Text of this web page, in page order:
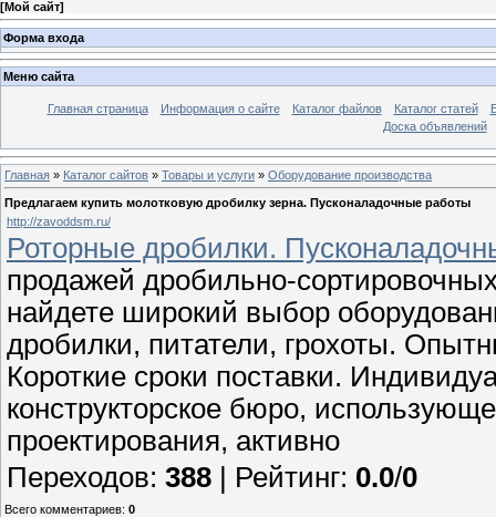
[Мой сайт]
Форма входа
Меню сайта
Главная страница Информация о сайте Каталог файлов Каталог статей
Доска объявлений
Главная » Каталог сайтов » Товары и услуги » Оборудование производства
Предлагаем купить молотковую дробилку зерна. Пусконаладочные работы
http://zavoddsm.ru/
Роторные дробилки.
продажей дробильно-
найдете широкий выбор
дробилки, питатели, грохоты.
Короткие сроки поставки.
конструкторское бюро,
проектирования, активно
Переходов: 388 | Рейтинг: 0.0/0
Всего комментариев: 0